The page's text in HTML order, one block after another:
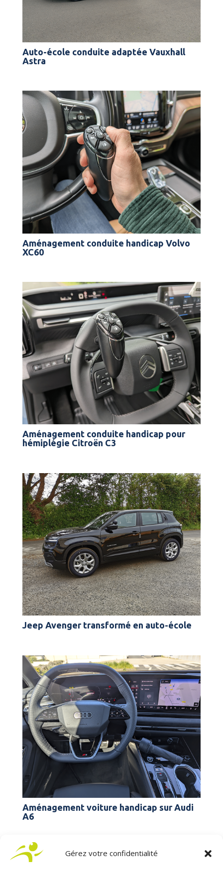
Gérez votre confidentialité
Auto-école conduite adaptée Vauxhall
Astra
Aménagement conduite handicap Volvo
XC60
Aménagement conduite handicap pour
hémiplégie Citroën C3
Jeep Avenger transformé en auto-école
Aménagement voiture handicap sur Audi
A6